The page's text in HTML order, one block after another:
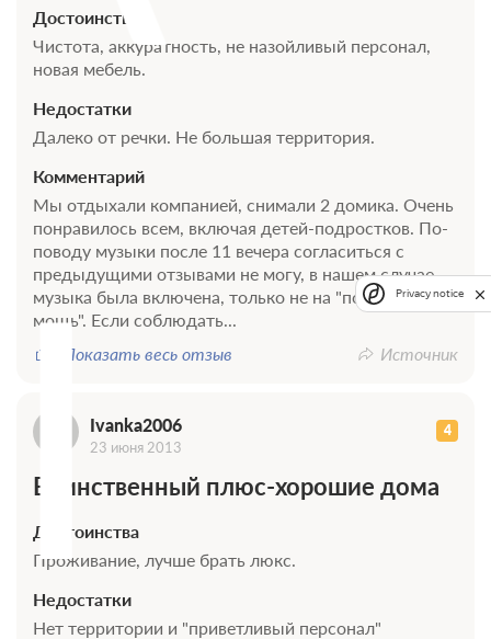
Достоинства
Чистота, аккуратность, не назойливый персонал,
новая мебель.
Недостатки
Далеко от речки. Не большая территория.
Комментарий
Мы отдыхали компанией, снимали 2 домика. Очень
понравилось всем, включая детей-подростков. По-
поводу музыки после 11 вечера согласиться с
предыдущими отзывами не могу, в нашем случае
музыка была включена, только не на "полную
мощь". Если соблюдать...
Показать весь отзыв
Источник
IIvanka2006 4
23 июня 2013
Единственный плюс-хорошие дома
Достоинства
Проживание, лучше брать люкс.
Недостатки
Нет территории и "приветливый персонал"
Privacy notice